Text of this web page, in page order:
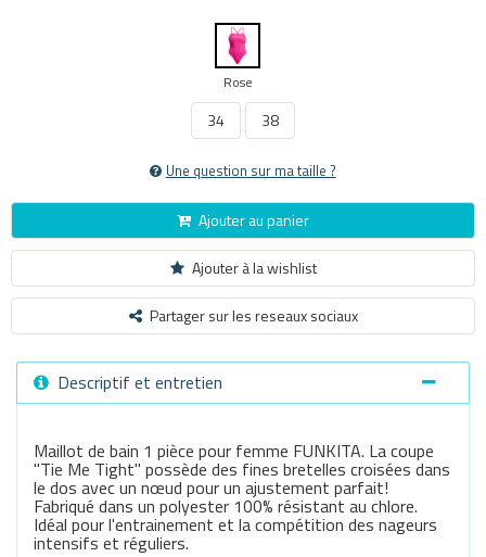
Rose
34 38
Une question sur ma taille ?
Ajouter au panier
Ajouter à la wishlist
Partager sur les reseaux sociaux
Descriptif et entretien
Maillot de bain 1 pièce pour femme FUNKITA. La coupe
"Tie Me Tight" possède des fines bretelles croisées dans
le dos avec un nœud pour un ajustement parfait!
Fabriqué dans un polyester 100% résistant au chlore.
Idéal pour l'entrainement et la compétition des nageurs
intensifs et réguliers.